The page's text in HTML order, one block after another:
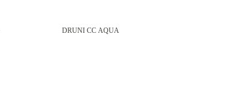
DRUNI CC AQUA